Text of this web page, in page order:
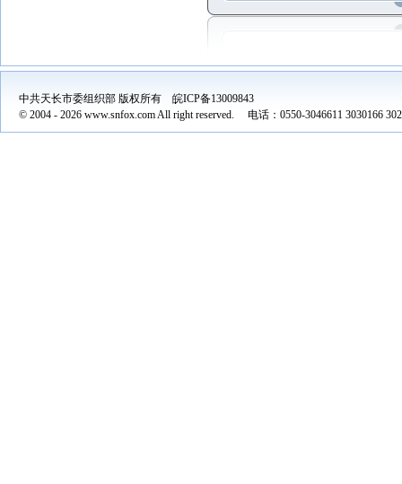
中共天长市委组织部 版权所有 皖ICP备13009843
© 2004 - 2026 www.snfox.com All right reserved. 电话：0550-3046611 3030166